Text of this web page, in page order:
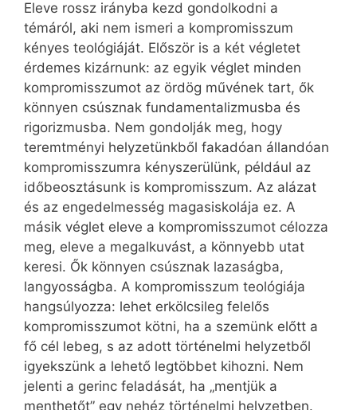
Eleve rossz irányba kezd gondolkodni a
témáról, aki nem ismeri a kompromisszum
kényes teológiáját. Először is a két végletet
érdemes kizárnunk: az egyik véglet minden
kompromisszumot az ördög művének tart, ők
könnyen csúsznak fundamentalizmusba és
rigorizmusba. Nem gondolják meg, hogy
teremtményi helyzetünkből fakadóan állandóan
kompromisszumra kényszerülünk, például az
időbeosztásunk is kompromisszum. Az alázat
és az engedelmesség magasiskolája ez. A
másik véglet eleve a kompromisszumot célozza
meg, eleve a megalkuvást, a könnyebb utat
keresi. Ők könnyen csúsznak lazaságba,
langyosságba. A kompromisszum teológiája
hangsúlyozza: lehet erkölcsileg felelős
kompromisszumot kötni, ha a szemünk előtt a
fő cél lebeg, s az adott történelmi helyzetből
igyekszünk a lehető legtöbbet kihozni. Nem
jelenti a gerinc feladását, ha „mentjük a
menthetőt” egy nehéz történelmi helyzetben.